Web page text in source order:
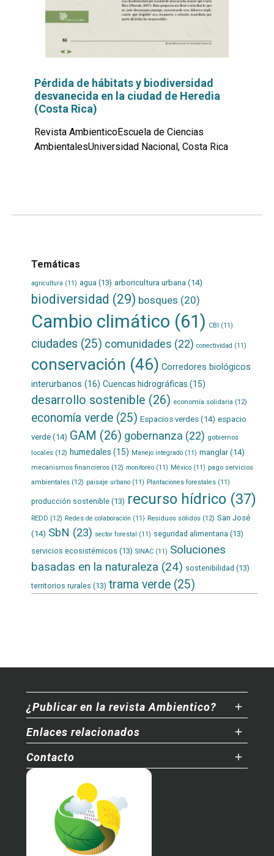
Pérdida de hábitats y biodiversidad
desvanecida en la ciudad de Heredia
(Costa Rica)
Revista AmbienticoEscuela de Ciencias
AmbientalesUniversidad Nacional, Costa Rica
Temáticas
agricultura (11) agua (13) arboricultura urbana(14)
biodiversidad (29) bosques (20)
Cambio climático (61) CBI (11)
ciudades (25) comunidades (22) conectividad (11)
conservación (46) Corredores biológicos
interurbanos (16) Cuencas hidrográficas (15)
desarrollo sostenible (26) economía solidaria (12)
economía verde(25) Espacios verdes(14) espacio
verde(14) GAM (26) gobernanza (22) gobiernos
locales(12) humedales (15) Manejo integrado(11) manglar(14)
mecanismos financieros(12) monitoreo(11) México(11) pago servicios
ambientales(12) paisaje urbano(11) Plantaciones forestales(11)
producción sostenible(13) recurso hídrico(37)
REDD (12) Redes de colaboración (11) Residuos sólidos(12) San José
(14) SbN (23) sector forestal (11) seguridad alimentaria (13)
servicios ecosistémicos (13) SINAC(11) Soluciones
basadas en la naturaleza (24) sostenibilidad (13)
territorios rurales (13) trama verde(25)
¿Publicar en la revista Ambientico?
Enlaces relacionados
Contacto